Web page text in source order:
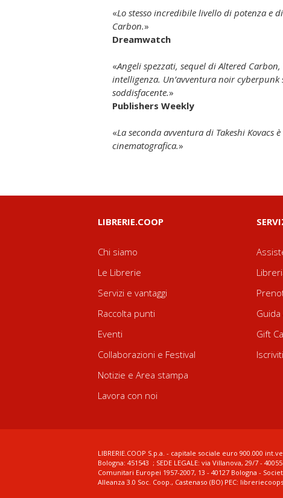
«Lo stesso incredibile livello di potenza e
Carbon.»
Dreamwatch
«Angeli spezzati, sequel diAltered Carbon,
intelligenza. Un’avventura noir cyberpunk superiore e
soddisfacente.»
Publishers Weekly
«La seconda avventura di Takeshi Kovacs è altrettanto
cinematografica.»
LIBRERIE.COOP
Chi siamo
Le Librerie
Servizi e vantaggi
Raccolta punti
Eventi
Collaborazioni e Festival
Notizie e Area stampa
Lavora con noi
Gift
LIBRERIE.COOP S.p.a. - capitale sociale euro 900.000
Bologna: 451543 ; SEDE LEGALE: via Villanova, 29/7 -
Comunitari Europei 1957-2007, 13 - 40127 Bologna -
Alleanza 3.0 Soc. Coop., Castenaso (BO) PEC: